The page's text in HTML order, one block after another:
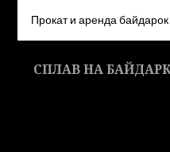
Прокат и аренда байдарок
СПЛАВ НА